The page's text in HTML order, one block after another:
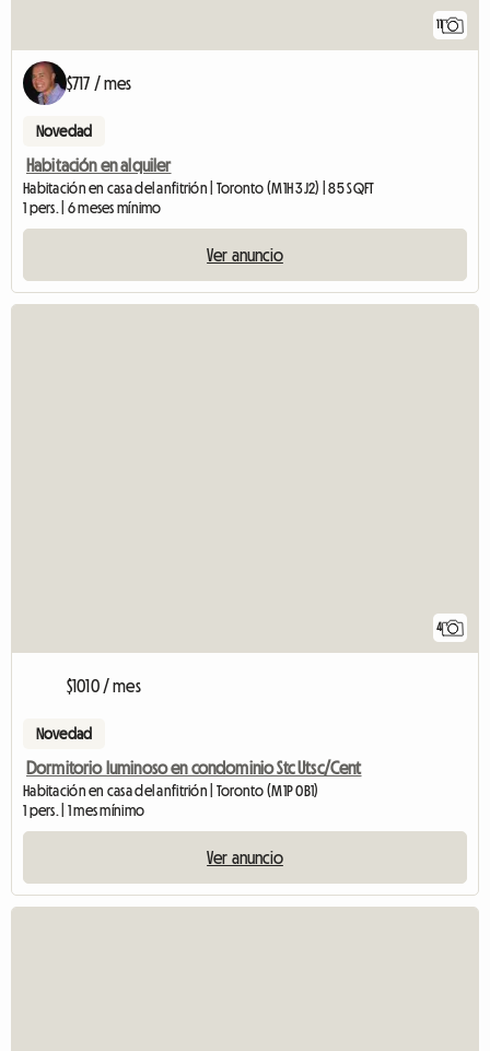
11
$717 / mes
Novedad
Habitación en alquiler
Habitación en casa del anfitrión | Toronto (M1H 3J2) | 85 SQFT
1 pers. | 6 meses mínimo
Ver anuncio
4
$1010 / mes
Novedad
Dormitorio luminoso en condominio Stc Utsc/Cent
Habitación en casa del anfitrión | Toronto (M1P 0B1)
1 pers. | 1 mes mínimo
Ver anuncio